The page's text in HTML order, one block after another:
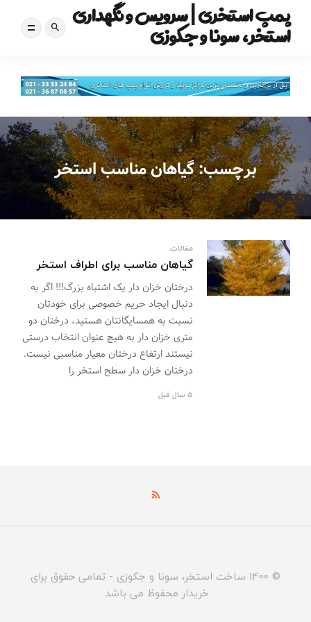
پمپ استخری | سرویس و نگهداری
استخر، سونا و جکوزی
برچسب:گیاهان مناسب استخر
مقالات
گیاهان مناسب برای اطراف استخر
درختان خزان دار یک اشتباه بزرگ!!! اگر به
دنبال ایجاد حریم خصوصی برای خودتان
نسبت به همسایگانتان هستید، درختان دو
متری خزان دار به هیچ عنوان انتخاب درستی
نیستند ارتفاع درختان معیار مناسبی نیست.
درختان خزان دار سطح استخر را
5 سال قبل
© 1400 ساخت استخر، سونا و جکوزی - تمامی حقوق برای
خریدار محفوظ می باشد.